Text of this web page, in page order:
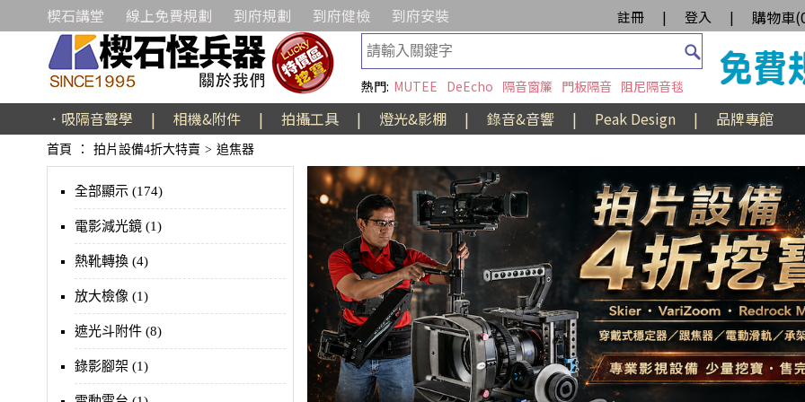
楔石講堂 線上免費規劃 到府規劃 到府健檢 到府安裝 註冊 | 登入 | 購物車(
熱門: MUTEE DeEcho 隔音窗簾 門板隔音 阻尼隔音毯
．吸隔音聲學 | 相機&附件 | 拍攝工具 | 燈光&影棚 | 錄音&音響 | Peak Design | 品牌專館
首頁 ： 拍片設備4折大特賣 > 追焦器
全部顯示 (174)
電影減光鏡 (1)
熱靴轉換 (4)
放大檢像 (1)
遮光斗附件 (8)
錄影腳架 (1)